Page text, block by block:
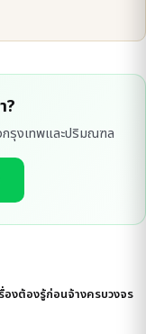
?
รุงเทพและปริมณฑล
องต้องรู้ก่อนจ้างครบวงจร